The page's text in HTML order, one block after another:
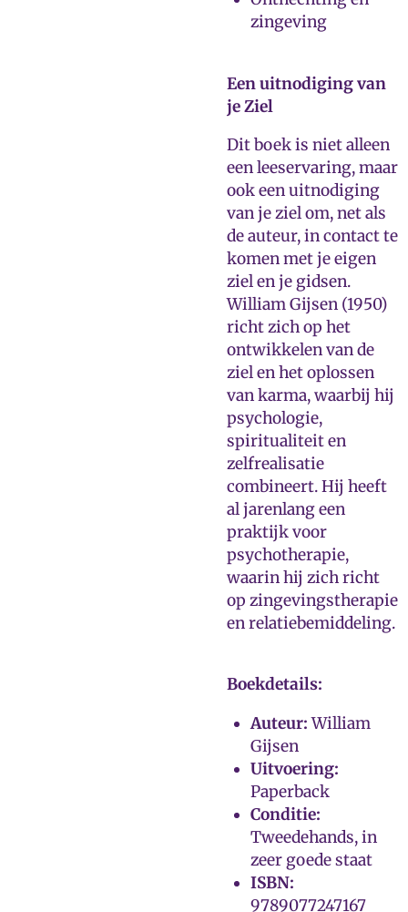
zingeving
Een uitnodiging van
je Ziel
Dit boek is niet alleen
een leeservaring, maar
ook een uitnodiging
van je ziel om, net als
de auteur, in contact te
komen met je eigen
ziel en je gidsen.
William Gijsen (1950)
richt zich op het
ontwikkelen van de
ziel en het oplossen
van karma, waarbij hij
psychologie,
spiritualiteit en
zelfrealisatie
combineert. Hij heeft
al jarenlang een
praktijk voor
psychotherapie,
waarin hij zich richt
op zingevingstherapie
en relatiebemiddeling.
Boekdetails:
Auteur:William
Gijsen
Uitvoering:
Paperback
Conditie:
Tweedehands, in
zeer goede staat
ISBN:
9789077247167